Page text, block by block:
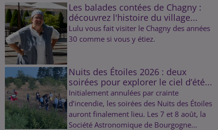
Les balades contées de Chagny :
découvrez l'histoire du village...
Lulu vous fait visiter le Chagny des années
30 comme si vous y étiez.
Nuits des Étoiles 2026 : deux
soirées pour explorer le ciel d’été...
Initialement annulées par crainte
d’incendie, les soirées des Nuits des Étoiles
auront finalement lieu. Les 7 et 8 août, la
Société Astronomique de Bourgogne...